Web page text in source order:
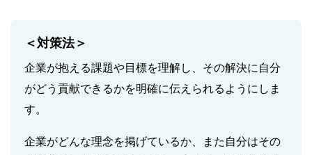
＜対策法＞
企業が抱える課題や目標を理解し、その解決に自分
がどう貢献できるかを明確に伝えられるようにしま
す。
企業がどんな理念を掲げているか、また自分はその